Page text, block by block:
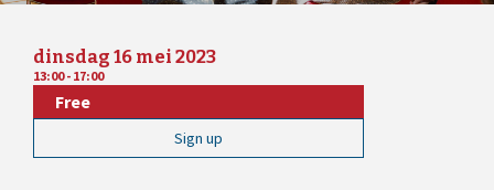
dinsdag 16 mei 2023
13:00 - 17:00
Free
Sign up